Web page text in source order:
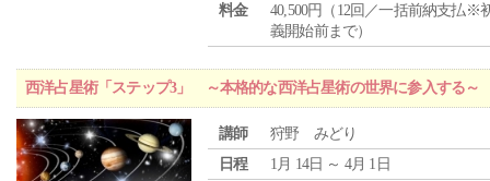
料金
40,500円（12回／一括前納支払※
義開始前まで）
西洋占星術「ステップ3」 ～本格的な西洋占星術の世界に参入する～
講師
狩野 みどり
日程
1月 14日 ～ 4月 1日